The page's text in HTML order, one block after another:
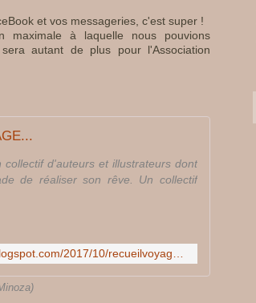
et vos messageries, c'est super !
maximale à laquelle nous pouvions
autant de plus pour l'Association
d'auteurs et illustrateurs dont
de réaliser son rêve. Un collectif